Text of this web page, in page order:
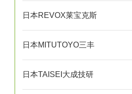
日本REVOX莱宝克斯
日本MITUTOYO三丰
日本TAISEI大成技研